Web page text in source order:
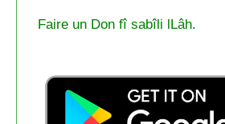
Faire un Don fî sabîli lLâh.